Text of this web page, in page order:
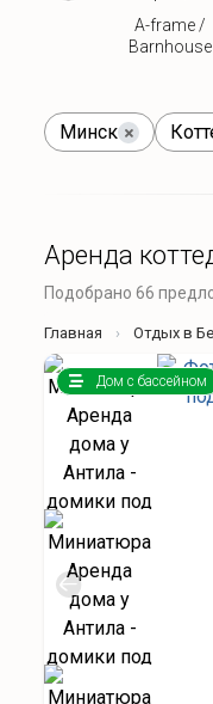
A-frame /
Barnhouse
Минск
Аренда
Подобрано 66
Главная Отдых в
Дом с бассейном